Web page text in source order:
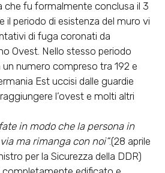
che fu formalmente conclusa il 3
il periodo di esistenza del muro vi
di fuga coronati da
Ovest. Nello stesso periodo
numero compreso tra 192 e
Est uccisi dalle guardie
l’ovest e molti altri
in modo che la persona in
ma rimanga con noi”.(28 aprile
per la Sicurezza della DDR)